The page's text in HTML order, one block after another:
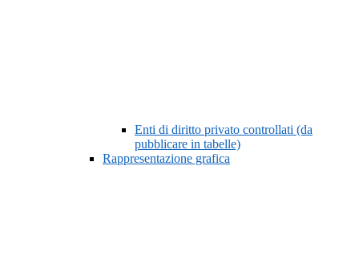
Enti di diritto privato controllati (da
pubblicare in tabelle)
Rappresentazione grafica